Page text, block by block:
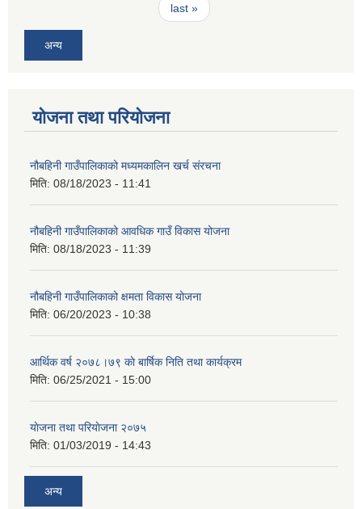
last »
अन्य
योजना तथा परियोजना
नौबहिनी गाउँपालिकाको मध्यमकालिन खर्च संरचना
मिति: 08/18/2023 - 11:41
नौबहिनी गाउँपालिकाको आवधिक गाउँ विकास योजना
मिति: 08/18/2023 - 11:39
नौबहिनी गाउँपालिकाको क्षमता विकास योजना
मिति: 06/20/2023 - 10:38
आर्थिक वर्ष २०७८।७९ काे बार्षिक निति तथा कार्यक्रम
मिति: 06/25/2021 - 15:00
याेजना तथा परियाेजना २०७५
मिति: 01/03/2019 - 14:43
अन्य